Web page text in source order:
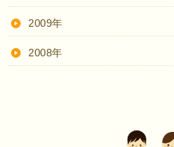
2009年
2008年